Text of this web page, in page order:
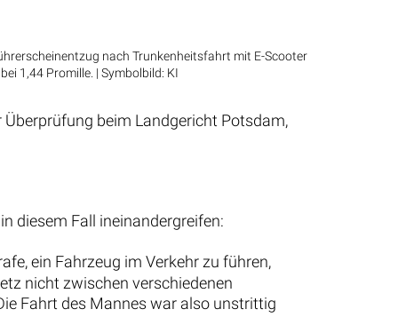
nach Trunkenheitsfahrt mit E-Scooter
bei 1,44 Promille. | Symbolbild: KI
beim Landgericht Potsdam,
diesem Fall ineinandergreifen:
ein Fahrzeug im Verkehr zu führen,
nicht zwischen verschiedenen
Fahrt des Mannes war also unstrittig